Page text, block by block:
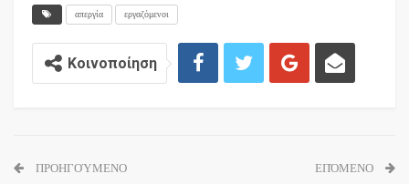
απεργία εργαζόμενοι
Κοινοποίηση
ΠΡΟΗΓΟΎΜΕΝΟ ΕΠΌΜΕΝΟ